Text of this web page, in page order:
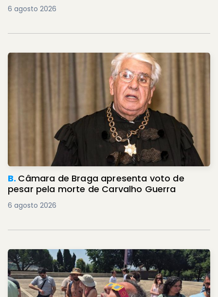
6 agosto 2026
B. Câmara de Braga apresenta voto de
pesar pela morte de Carvalho Guerra
6 agosto 2026